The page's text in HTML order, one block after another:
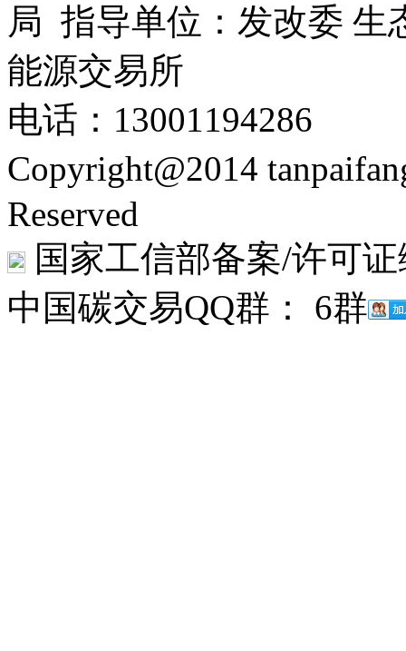
局 指导单位：发改委 生
能源交易所
电话：13001194286
Copyright@2014
Reserved
国家工信部备案/许可
中国碳交易QQ群： 6群